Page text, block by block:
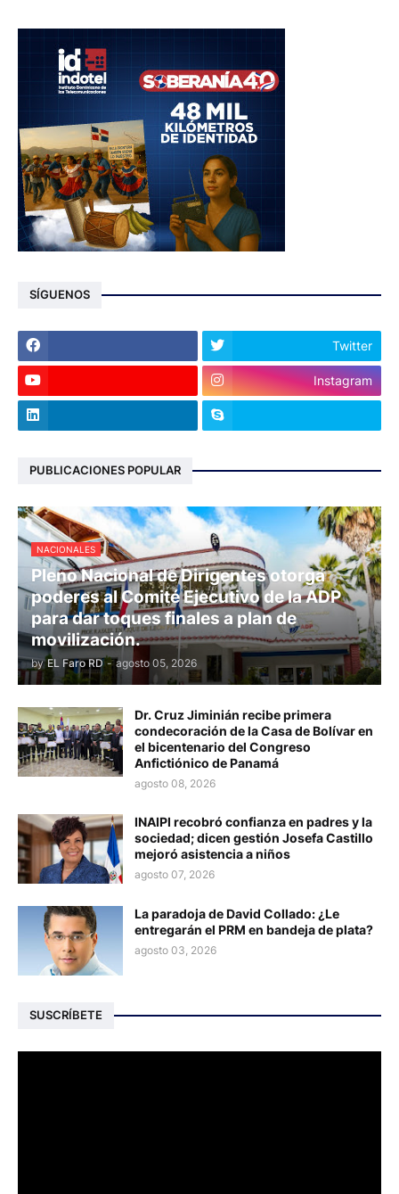
SÍGUENOS
Twitter
Instagram
PUBLICACIONES POPULAR
NACIONALES
Pleno Nacional de Dirigentes otorga
poderes al Comité Ejecutivo de la ADP
para dar toques finales a plan de
movilización.
by EL Faro RD - agosto 05, 2026
Dr. Cruz Jiminián recibe primera
condecoración de la Casa de Bolívar en
el bicentenario del Congreso
Anfictiónico de Panamá
agosto 08, 2026
INAIPI recobró confianza en padres y la
sociedad; dicen gestión Josefa Castillo
mejoró asistencia a niños
agosto 07, 2026
La paradoja de David Collado: ¿Le
entregarán el PRM en bandeja de plata?
agosto 03, 2026
SUSCRÍBETE